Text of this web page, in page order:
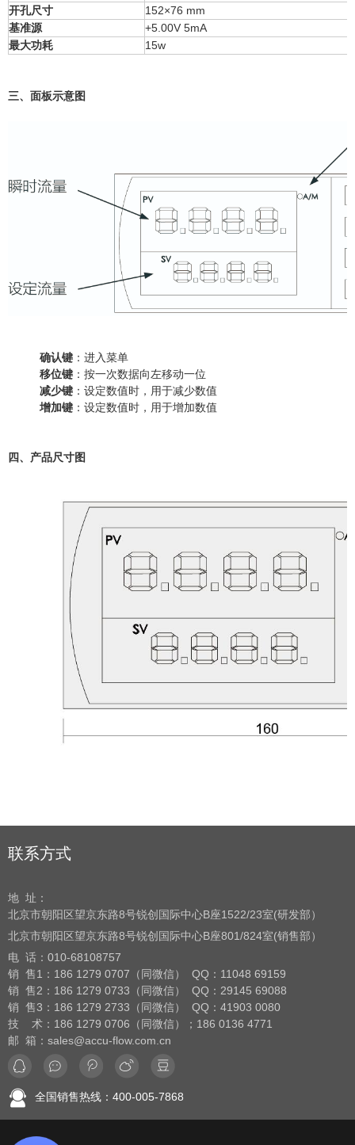
开孔尺寸
152×76 mm
基准源
+5.00V 5mA
最大功耗
15w
三、面板示意图
确认键 ：进入菜单
移位键 ：按一次数据向左移动一位
减少键 ：设定数值时，用于减少数值
增加键 ：设定数值时，用于增加数值
四、产品尺寸图
联系方式
地 址：
北京市朝阳区望京东路8号锐创国际中心B座1522/23室(研发部）
北京市朝阳区望京东路8号锐创国际中心B座801/824室(销售部）
电 话： 010-68108757
销 售1：186 1279 0707（同微信） QQ：11048 69159
销 售2：186 1279 0733（同微信） QQ：29145 69088
销 售3：186 1279 2733（同微信） QQ：41903 0080
技 术：186 1279 0706（同微信）；186 0136 4771
邮 箱：sales@accu-flow.com.cn
全国销售热线：400-005-7868